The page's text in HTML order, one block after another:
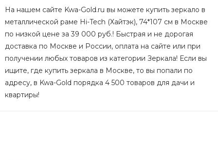
На нашем сайте Kwa-Gold.ru вы можете купить зеркало в
металлической раме Hi-Tech (Хайтэк), 74*107 см в Москве
по низкой цене за 39 000 руб.! Быстрая и не дорогая
доставка по Москве и России, оплата на сайте или при
получении любых товаров из категории Зеркала! Если вы
ищите, где купить зеркала в Москве, то вы попали по
адресу, в Kwa-Gold порядка 4 500 товаров для дачи и
квартиры!